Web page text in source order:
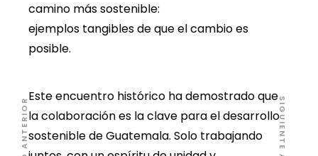
camino más sostenible:
ejemplos tangibles de que el cambio es
posible.
Este encuentro histórico ha demostrado que
la colaboración es la clave para el desarrollo
sostenible de Guatemala. Solo trabajando